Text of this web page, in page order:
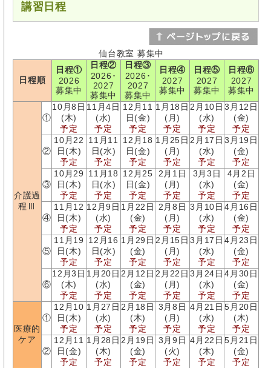
講習日程
仙台教室 募集中
日程順
日程①
2026
募集中
日程②
2026･
2027
募集中
日程③
2026･
2027
募集中
日程④
2027
募集中
日程⑤
2027
募集中
日程⑥
2027
募集中
介護過
程Ⅲ
①
10月8日
(木)
予定
11月4日
(水)
予定
12月11
日(金)
予定
1月18日
(月)
予定
2月10日
(水)
予定
3月12日
(金)
予定
②
10月22
日(木)
予定
11月11
日(水)
予定
12月18
日(金)
予定
1月25日
(月)
予定
2月17日
(水)
予定
3月19日
(金)
予定
③
10月29
日(木)
予定
11月18
日(水)
予定
12月25
日(金)
予定
2月1日
(月)
予定
3月3日
(水)
予定
4月2日
(金)
予定
④
11月12
日(木)
予定
12月9日
(水)
予定
1月22日
(金)
予定
2月8日
(月)
予定
3月10日
(水)
予定
4月16日
(金)
予定
⑤
11月19
日(木)
予定
12月16
日(水)
予定
1月29日
(金)
予定
2月15日
(月)
予定
3月17日
(水)
予定
4月23日
(金)
予定
⑥
12月3日
(木)
予定
1月20日
(水)
予定
2月12日
(金)
予定
2月22日
(月)
予定
3月24日
(水)
予定
4月30日
(金)
予定
医療的
ケア
①
12月10
日(木)
予定
1月27日
(水)
予定
2月18日
(木)
予定
3月8日
(月)
予定
4月21日
(水)
予定
5月20日
(木)
予定
②
12月11
日(金)
予定
1月28日
(木)
予定
2月19日
(金)
予定
3月9日
(火)
予定
4月22日
(木)
予定
5月21日
(金)
予定